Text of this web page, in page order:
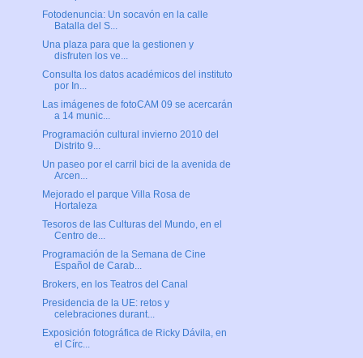
Fotodenuncia: Un socavón en la calle
Batalla del S...
Una plaza para que la gestionen y
disfruten los ve...
Consulta los datos académicos del instituto
por In...
Las imágenes de fotoCAM 09 se acercarán
a 14 munic...
Programación cultural invierno 2010 del
Distrito 9...
Un paseo por el carril bici de la avenida de
Arcen...
Mejorado el parque Villa Rosa de
Hortaleza
Tesoros de las Culturas del Mundo, en el
Centro de...
Programación de la Semana de Cine
Español de Carab...
Brokers, en los Teatros del Canal
Presidencia de la UE: retos y
celebraciones durant...
Exposición fotográfica de Ricky Dávila, en
el Círc...